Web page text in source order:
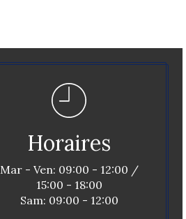
Horaires
Mar - Ven: 09:00 - 12:00 /
15:00 - 18:00
Sam: 09:00 - 12:00